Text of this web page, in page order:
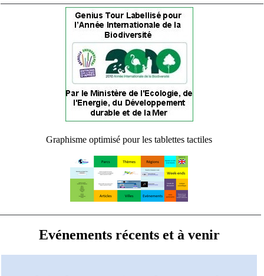
Graphisme optimisé pour les tablettes tactiles
Evénements récents et à venir